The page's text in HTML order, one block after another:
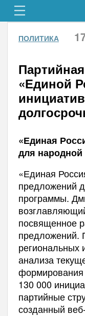
ПОЛИТИКА
«Единой
«Единая
для
«Единая
предложений
программы.
посвященное
предложений.
региональных
анализа
формирования
130 000
партийные
созданный